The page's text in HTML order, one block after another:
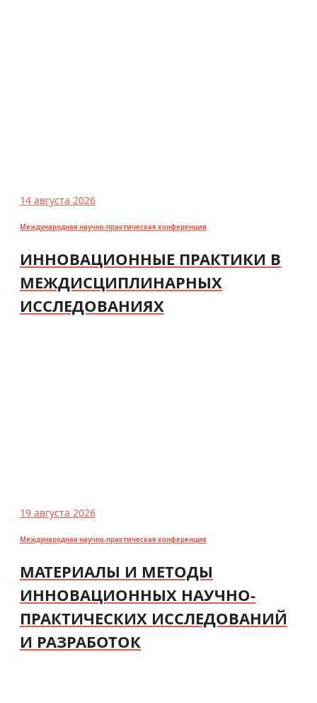
14 августа 2026
Международная научно-практическая конференция
ИННОВАЦИОННЫЕ ПРАКТИКИ В
МЕЖДИСЦИПЛИНАРНЫХ
ИССЛЕДОВАНИЯХ
19 августа 2026
Международная научно-практическая конференция
МАТЕРИАЛЫ И МЕТОДЫ
ИННОВАЦИОННЫХ НАУЧНО-
ПРАКТИЧЕСКИХ ИССЛЕДОВАНИЙ
И РАЗРАБОТОК